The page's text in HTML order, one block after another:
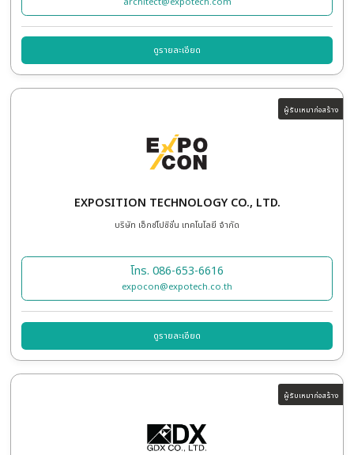
DUCTSTORE THE DESIGN GURU
บริษัท ดัคท์สโตร์ เดอะดีไซน์กูรู จำกัด
โทร. 081-937-8200
ductstore.md@gmail.com
ดูรายละเอียด